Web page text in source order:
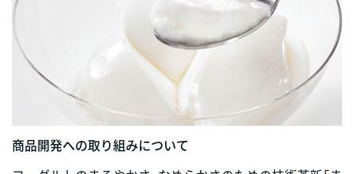
商品開発への取り組みについて